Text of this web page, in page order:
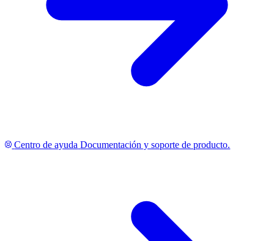
Centro de ayuda Documentación y soporte de producto.